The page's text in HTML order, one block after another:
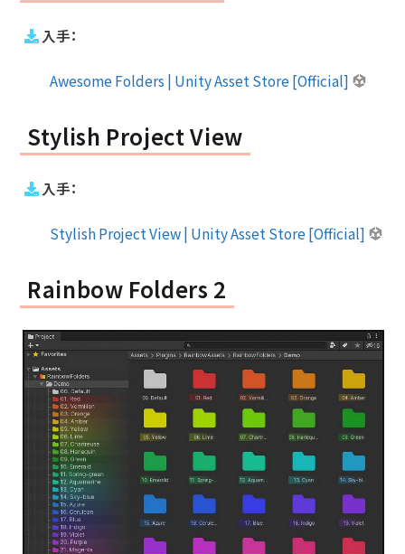
入手：
Awesome Folders | Unity Asset Store [Official]
Stylish Project View
入手：
Stylish Project View | Unity Asset Store [Official]
Rainbow Folders 2